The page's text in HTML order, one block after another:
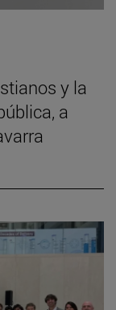
y la
a